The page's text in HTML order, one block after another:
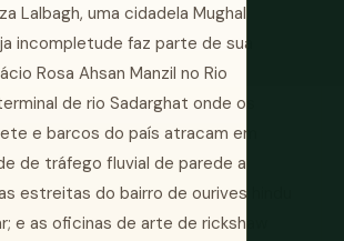
Lalbagh, uma cidadela Mughal
incompletude faz parte de sua
Rosa Ahsan Manzil no Rio
de rio Sadarghat onde os
e barcos do país atracam em
de tráfego fluvial de parede a
estreitas do bairro de ourives hindu
e as oficinas de arte de rickshaw